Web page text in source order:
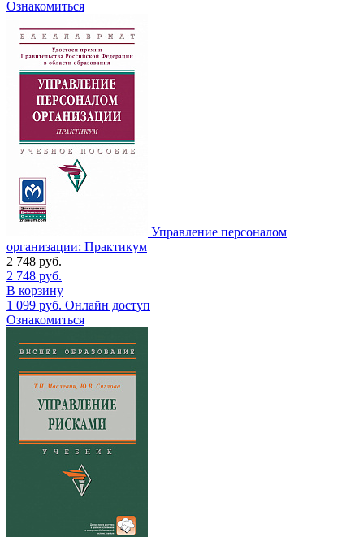
Ознакомиться
Управление персоналом
организации: Практикум
2 748 руб.
2 748 руб.
В корзину
1 099 руб. Онлайн доступ
Ознакомиться